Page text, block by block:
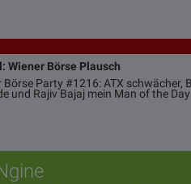
Wiener Börse Plausch
Börse Party #1216: ATX
und Rajiv Bajaj mein Man of the Day